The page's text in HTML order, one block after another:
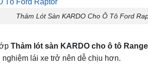
Thảm Lót Sàn KARDO Cho Ô Tô Ford
Thảm lót sàn KARDO cho ô tô
lái xe trở nên dễ chịu hơn.